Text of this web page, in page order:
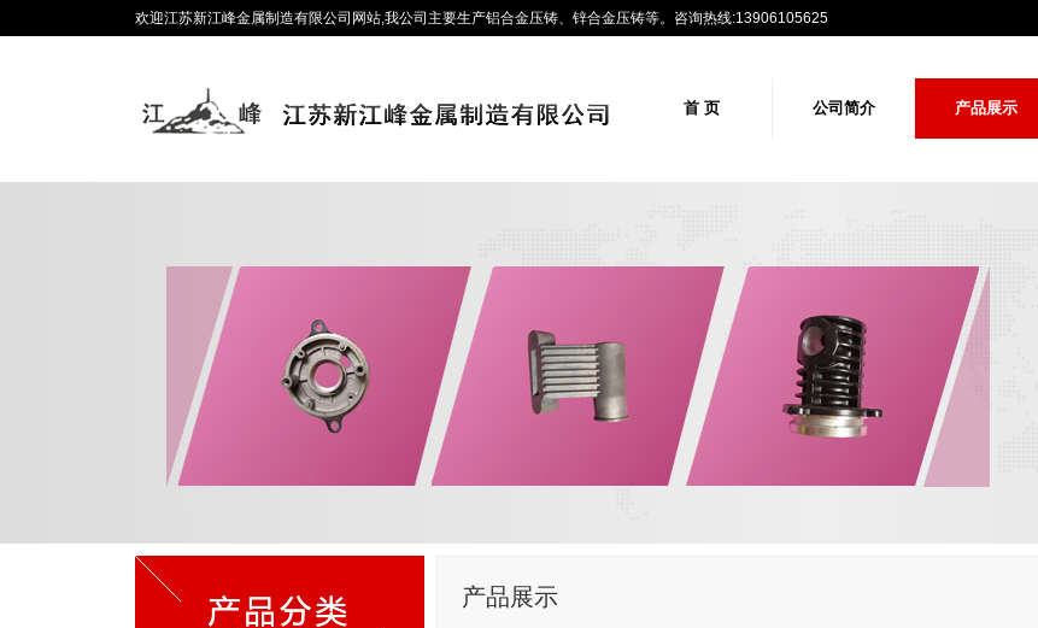
欢迎江苏新江峰金属制造有限公司网站,我公司主要生产铝合金压铸、锌合金压铸等。咨询热线:13906105625
首 页 公司简介 产品展示
产品展示